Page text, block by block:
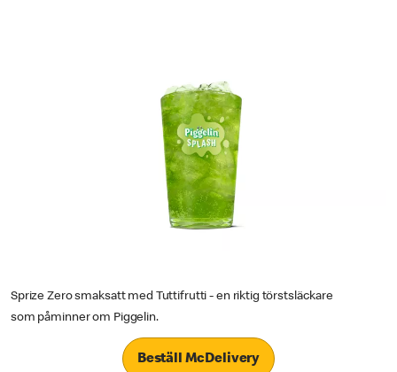
Sprize Zero smaksatt med Tuttifrutti - en riktig törstsläckare
som påminner om Piggelin.
Beställ McDelivery